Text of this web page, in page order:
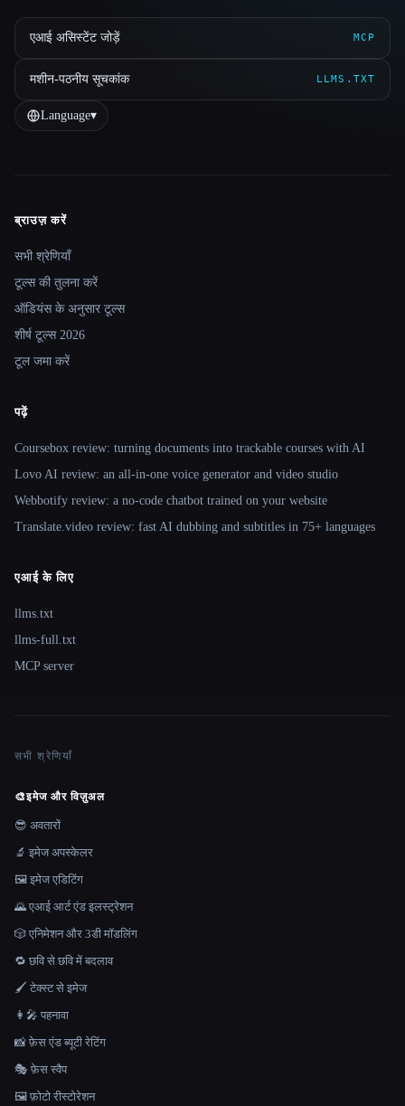
एआई असिस्टेंट जोड़ें MCP
मशीन-पठनीय सूचकांक LLMS.TXT
Language▾
Site navigation
ब्राउज़ करें
सभी श्रेणियाँ
टूल्स की तुलना करें
ऑडियंस के अनुसार टूल्स
शीर्ष टूल्स 2026
टूल जमा करें
पढ़ें
Coursebox review: turning documents into trackable courses with AI
Lovo AI review: an all-in-one voice generator and video studio
Webbotify review: a no-code chatbot trained on your website
Translate.video review: fast AI dubbing and subtitles in 75+ languages
एआई के लिए
llms.txt
llms-full.txt
MCP server
सभी श्रेणियाँ
🎨इमेज और विज़ुअल
😎 अवतारों
🔬 इमेज अपस्केलर
🖼️ इमेज एडिटिंग
🌄 एआई आर्ट एंड इलस्ट्रेशन
🎲 एनिमेशन और 3डी मॉडलिंग
🔁 छवि से छवि में बदलाव
🖌️ टेक्स्ट से इमेज
👩‍🎤 पहनावा
📸 फ़ेस एंड ब्यूटी रेटिंग
🎭 फ़ेस स्वैप
🖼️ फ़ोटो रीस्टोरेशन